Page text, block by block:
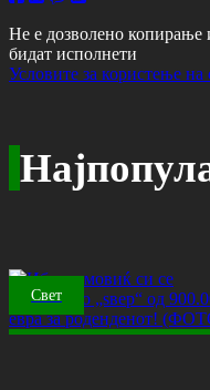
Не е дозволено копирање
бидат исполнети
Условите за користење
Свет